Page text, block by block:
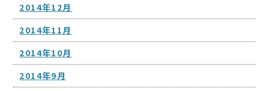
2014年12月
2014年11月
2014年10月
2014年9月